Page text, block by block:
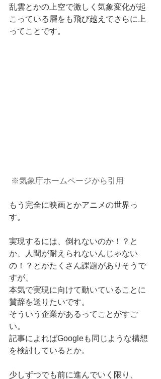
乱雲とかの上空で激しく気象変化が起
こっている層をも飛び越えてさらに上
ってことです。
※気象庁ホームページから引用
もう完全に映画とかアニメの世界っ
す。
実現するには、倒れないのか！？と
か、人間が耐えられないんじゃない
の！？とかたくさん課題がありそうで
すが、
本気で実現に向けて動いていることに
賛辞を送りたいです。
そういう企業があるってことがすご
い。
記事によればGoogleも同じような構想
を検討しているとか。
少しずつでも前に進んでいく限り、